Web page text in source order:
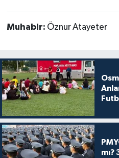
Muhabir: Öznur Atayeter
mı?